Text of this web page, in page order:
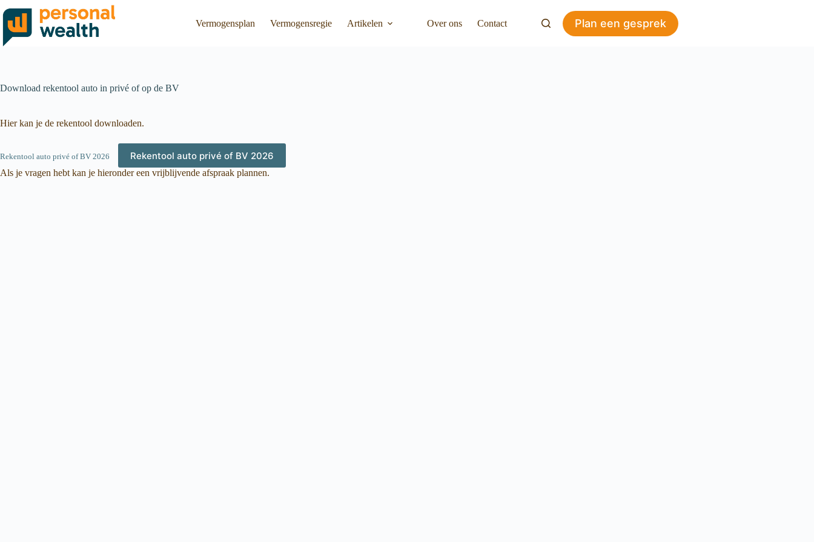
Vermogensplan Vermogensregie Artikelen Over ons Contact Plan een gesprek
Download rekentool auto in privé of op de BV
Hier kan je de rekentool downloaden.
Rekentool auto privé of BV 2026 Rekentool auto privé of BV 2026
Als je vragen hebt kan je hieronder een vrijblijvende afspraak plannen.